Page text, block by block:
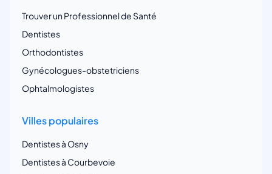
Trouver un Professionnel de Santé
Dentistes
Orthodontistes
Gynécologues-obstetriciens
Ophtalmologistes
Villes populaires
Dentistes à Osny
Dentistes à Courbevoie